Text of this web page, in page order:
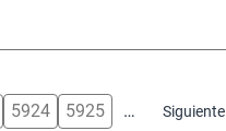
5924 5925 … Siguiente
Siguiente página